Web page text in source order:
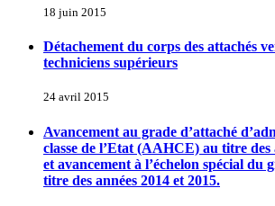
18 juin 2015
Détachement du corps des attachés
techniciens supérieurs
24 avril 2015
Avancement au grade d’attaché
classe de l’Etat (AAHCE) au titre des
et avancement à l’échelon spécial du
titre des années 2014 et 2015.